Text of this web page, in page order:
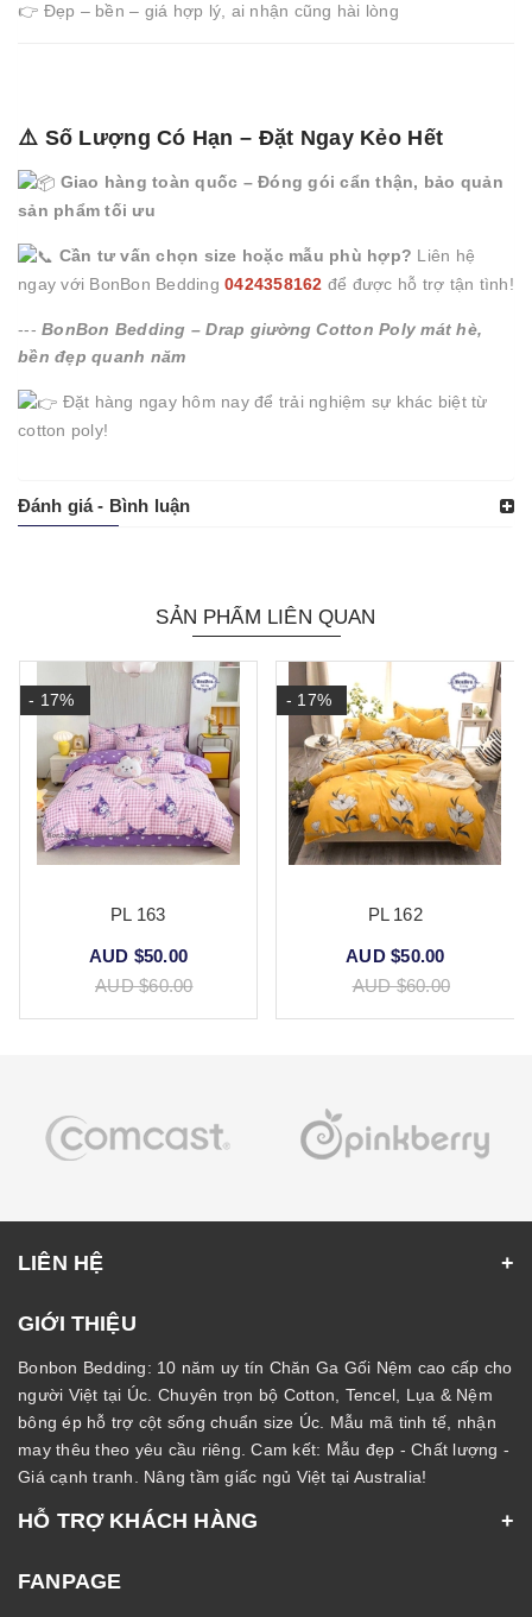
👉 Đẹp – bền – giá hợp lý, ai nhận cũng hài lòng
⚠️ Số Lượng Có Hạn – Đặt Ngay Kẻo Hết
Giao hàng toàn quốc – Đóng gói cẩn thận, bảo quản
sản phẩm tối ưu
Cần tư vấn chọn size hoặc mẫu phù hợp? Liên hệ
ngay với BonBon Bedding 0424358162 để được hỗ trợ tận tình!
--- BonBon Bedding – Drap giường Cotton Poly mát hè,
bền đẹp quanh năm
Đặt hàng ngay hôm nay để trải nghiệm sự khác biệt từ
cotton poly!
Đánh giá - Bình luận
SẢN PHẨM LIÊN QUAN
- 17%
PL 163
AUD $50.00
AUD $60.00
- 17%
PL 162
AUD $50.00
AUD $60.00
LIÊN HỆ
GIỚI THIỆU
Bonbon Bedding: 10 năm uy tín Chăn Ga Gối Nệm cao cấp cho
người Việt tại Úc. Chuyên trọn bộ Cotton, Tencel, Lụa & Nệm
bông ép hỗ trợ cột sống chuẩn size Úc. Mẫu mã tinh tế, nhận
may thêu theo yêu cầu riêng. Cam kết: Mẫu đẹp - Chất lượng -
Giá cạnh tranh. Nâng tầm giấc ngủ Việt tại Australia!
HỖ TRỢ KHÁCH HÀNG
FANPAGE